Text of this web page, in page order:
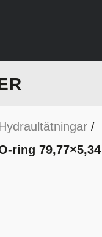
/
ring 79,77×5,34